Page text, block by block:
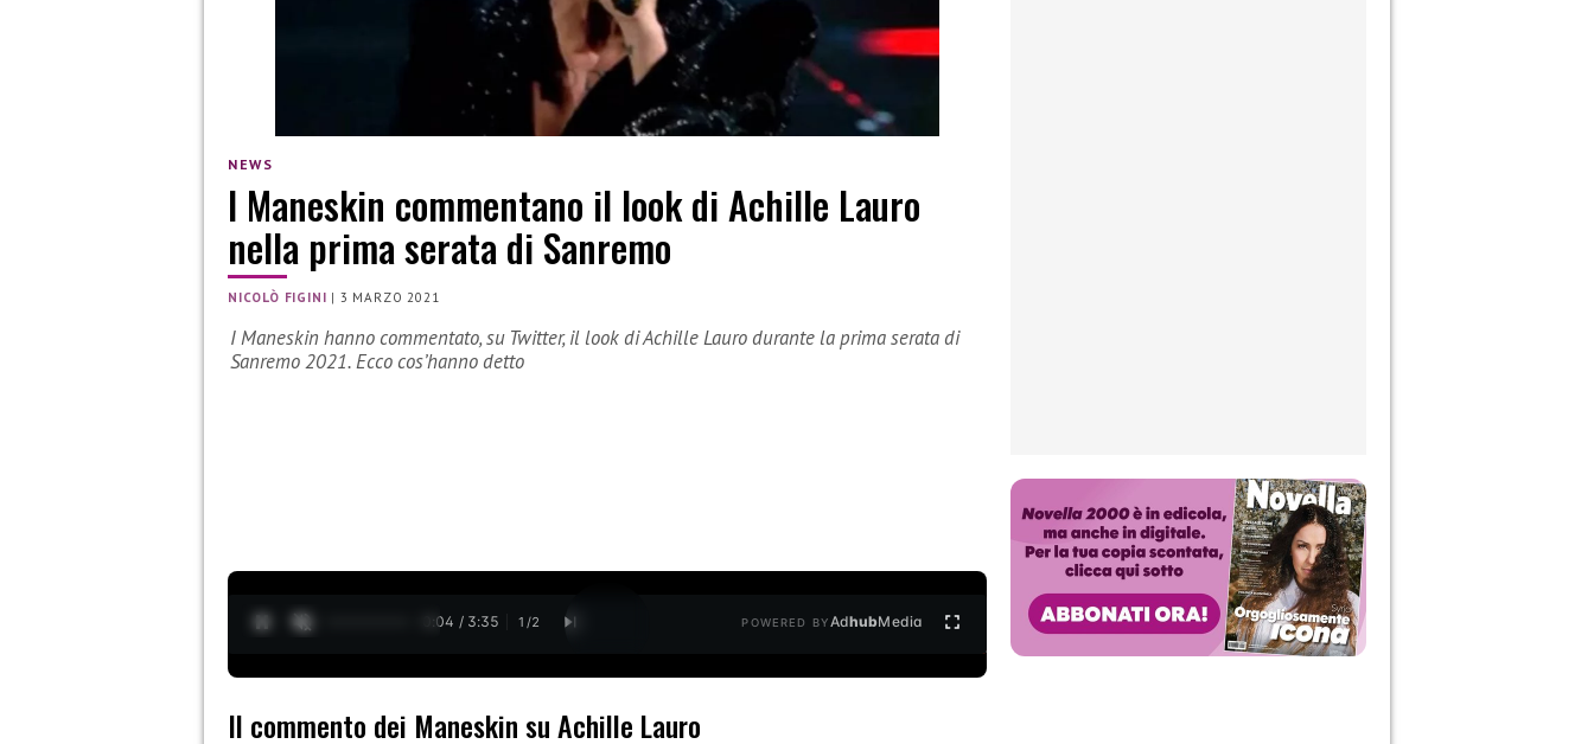
NEWS
I Maneskin commentano il look di Achille Lauro
nella prima serata di Sanremo
NICOLÒ FIGINI | 3 MARZO 2021
I Maneskin hanno commentato, su Twitter, il look di Achille Lauro durante la prima serata di
Sanremo 2021. Ecco cos’hanno detto
0:05 / 3:35 1 /2 POWERED BYAdhubMedia
Il commento dei Maneskin su Achille Lauro